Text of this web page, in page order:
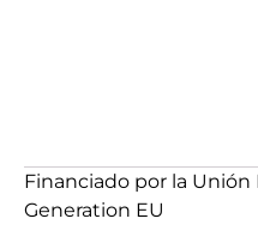
Financiado por la Unión
Generation EU